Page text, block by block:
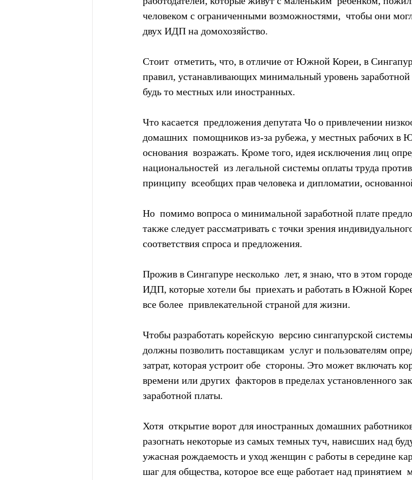
человеком с ограниченными возможностями,  чтобы они
двух ИДП на домохозяйство.
Стоит  отметить, что, в отличие от Южной Кореи, в
правил, устанавливающих минимальный уровень заработной
будь то местных или иностранных.
Что касается  предложения депутата Чо о привлечении
домашних  помощников из-за рубежа, у местных рабочих в
основания  возражать. Кроме того, идея исключения лиц
национальностей  из легальной системы оплаты труда
принципу  всеобщих прав человека и дипломатии,
Но  помимо вопроса о минимальной заработной плате
также следует рассматривать с точки зрения
соответствия спроса и предложения.
Прожив в Сингапуре несколько  лет, я знаю, что в этом
ИДП, которые хотели бы  приехать и работать в Южной
все более  привлекательной страной для жизни.
Чтобы разработать корейскую  версию сингапурской
должны позволить поставщикам  услуг и пользователям
затрат, которая устроит обе  стороны. Это может включать
времени или других  факторов в пределах установленного
заработной платы.
Хотя  открытие ворот для иностранных домашних
разогнать некоторые из самых темных туч, нависших над
ужасная рождаемость и уход женщин с работы в середине
шаг для общества, которое все еще работает над принятием